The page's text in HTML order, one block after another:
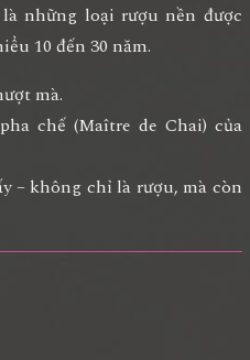
những loại rượu nền được
10 đến 30 năm.
mà.
chế (Maître de Chai) của
– không chỉ là rượu, mà còn